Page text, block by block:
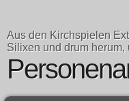
Aus den Kirchspielen
Silixen und drum